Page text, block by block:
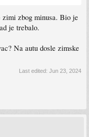
zimi zbog minusa. Bio je
je trebalo.
Na autu dosle zimske
Last edited: Jun 23, 2024